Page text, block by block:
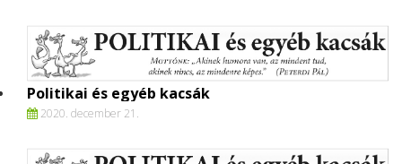
Politikai és egyéb kacsák
2020. december 21.